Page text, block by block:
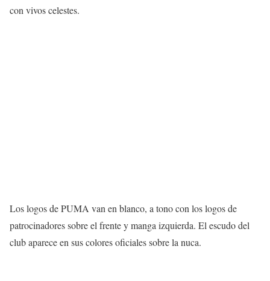
con vivos celestes.
Los logos de PUMA van en blanco, a tono con los logos de
patrocinadores sobre el frente y manga izquierda. El escudo del
club aparece en sus colores oficiales sobre la nuca.